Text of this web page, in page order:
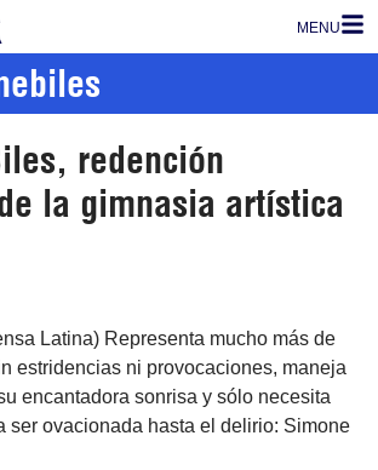
MENU
redención
la gimnasia artística
Latina) Representa mucho más de
estridencias ni provocaciones, maneja
encantadora sonrisa y sólo necesita
ser ovacionada hasta el delirio: Simone